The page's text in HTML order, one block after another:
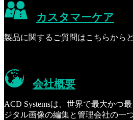
カスタマーケア
製品に関するご質問はこちらからど
会社概要
ACD Systemsは、世界で最大かつ
ジタル画像の編集と管理会社の一つ